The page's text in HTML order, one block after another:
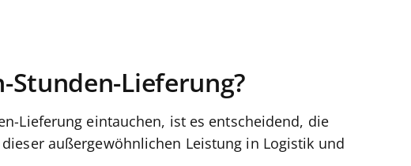
Lieferung?
Lieferung eintauchen, ist es entscheidend, die
außergewöhnlichen Leistung in Logistik und